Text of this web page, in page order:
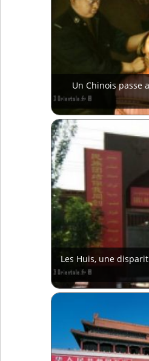
Un Chinois passe
Les Huis, une